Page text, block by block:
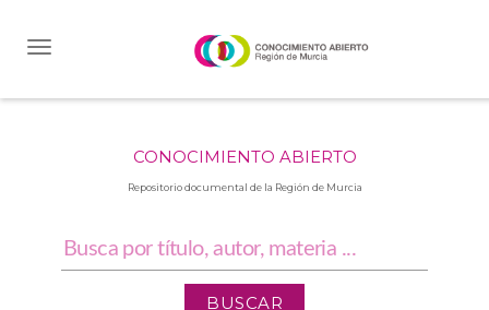
CONOCIMIENTO ABIERTO
Repositorio documental de la Región de Murcia